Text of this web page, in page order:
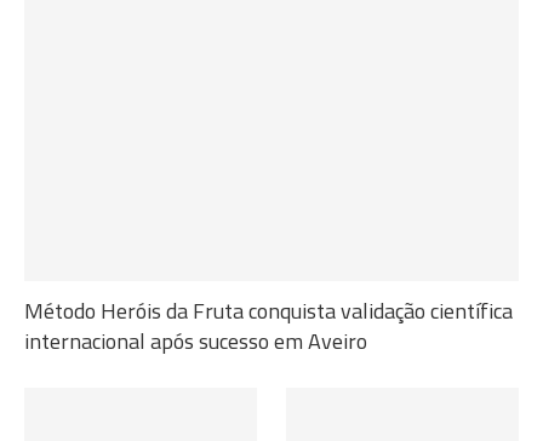
Método Heróis da Fruta conquista validação científica
internacional após sucesso em Aveiro